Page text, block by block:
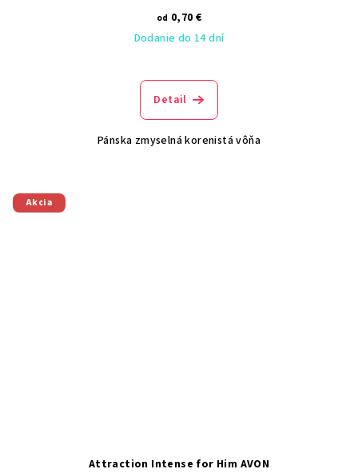
od 0,70 €
Dodanie do 14 dní
Detail
Pánska zmyselná korenistá vôňa
Akcia
Attraction Intense for Him AVON